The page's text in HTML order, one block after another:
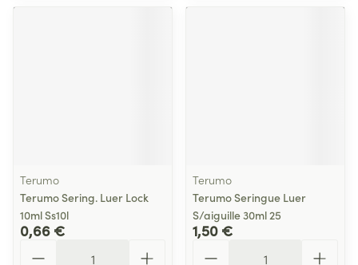
Terumo
Terumo Sering. Luer Lock
10ml Ss10l
0,66 €
Terumo
Terumo Seringue Luer
S/aiguille 30ml 25
1,50 €